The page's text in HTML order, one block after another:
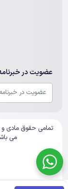
عضویت در
تمامی حقوق مادی
می